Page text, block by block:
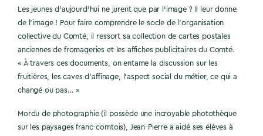
Les jeunes d’aujourd’hui ne jurent que par l’image ? Il leur donne
de l’image ! Pour faire comprendre le socle de l’organisation
collective du Comté, il ressort sa collection de cartes postales
anciennes de fromageries et les affiches publicitaires du Comté.
« À travers ces documents, on entame la discussion sur les
fruitières, les caves d’affinage, l’aspect social du métier, ce qui a
changé ou pas… »
Mordu de photographie (il possède une incroyable photothèque
sur les paysages franc-comtois), Jean-Pierre a aidé ses élèves à